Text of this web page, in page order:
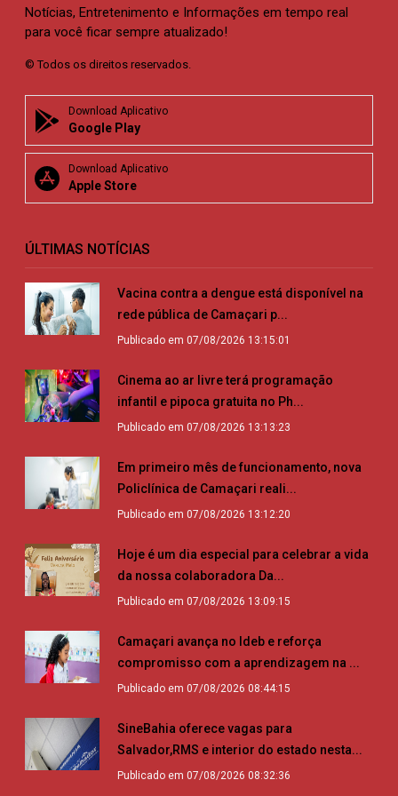
Notícias, Entretenimento e Informações em tempo real
para você ficar sempre atualizado!
© Todos os direitos reservados.
Download Aplicativo
Google Play
Download Aplicativo
Apple Store
ÚLTIMAS NOTÍCIAS
Vacina contra a dengue está disponível na
rede pública de Camaçari p...
Publicado em 07/08/2026 13:15:01
Cinema ao ar livre terá programação
infantil e pipoca gratuita no Ph...
Publicado em 07/08/2026 13:13:23
Em primeiro mês de funcionamento, nova
Policlínica de Camaçari reali...
Publicado em 07/08/2026 13:12:20
Hoje é um dia especial para celebrar a vida
da nossa colaboradora Da...
Publicado em 07/08/2026 13:09:15
Camaçari avança no Ideb e reforça
compromisso com a aprendizagem na ...
Publicado em 07/08/2026 08:44:15
SineBahia oferece vagas para
Salvador,RMS e interior do estado nesta...
Publicado em 07/08/2026 08:32:36